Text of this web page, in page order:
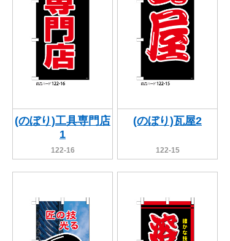
(のぼり)工具専門店
1
122-16
(のぼり)瓦屋2
122-15